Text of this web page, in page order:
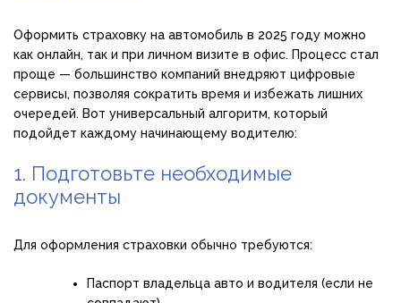
Оформить страховку на автомобиль в 2025 году можно
как онлайн, так и при личном визите в офис. Процесс стал
проще — большинство компаний внедряют цифровые
сервисы, позволяя сократить время и избежать лишних
очередей. Вот универсальный алгоритм, который
подойдет каждому начинающему водителю:
1. Подготовьте необходимые
документы
Для оформления страховки обычно требуются:
Паспорт владельца авто и водителя (если не